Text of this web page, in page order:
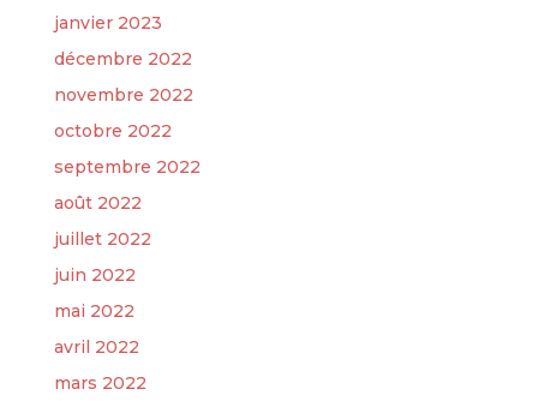
janvier 2023
décembre 2022
novembre 2022
octobre 2022
septembre 2022
août 2022
juillet 2022
juin 2022
mai 2022
avril 2022
mars 2022